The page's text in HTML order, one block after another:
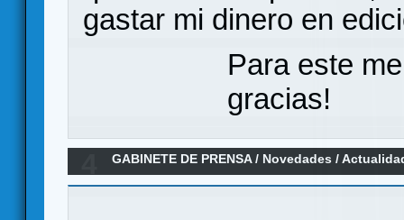
gastar mi dinero en
Para este
gracias!
GABINETE DE PRENSA/ Novedades /